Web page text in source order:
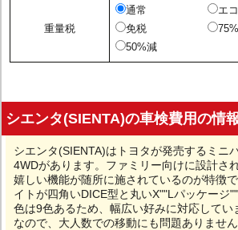
重量税
通常
エ
免税
50%減
シエンタ(SIENTA)の車検費用の情
シエンタ(SIENTA)はトヨタが発売するミニ
4WDがあります。ファミリー向けに設計さ
嬉しい機能が随所に施されているのが特徴
イトが四角いDICE型と丸いX""Lパッケージ
色は9色あるため、幅広い好みに対応してい
なので、大人数での移動にも問題ありませ